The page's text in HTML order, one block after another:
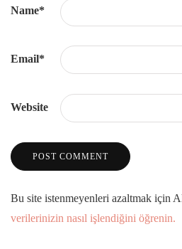
Name*
Email*
Website
Bu site istenmeyenleri azaltmak için
verilerinizin nasıl işlendiğini öğrenin.